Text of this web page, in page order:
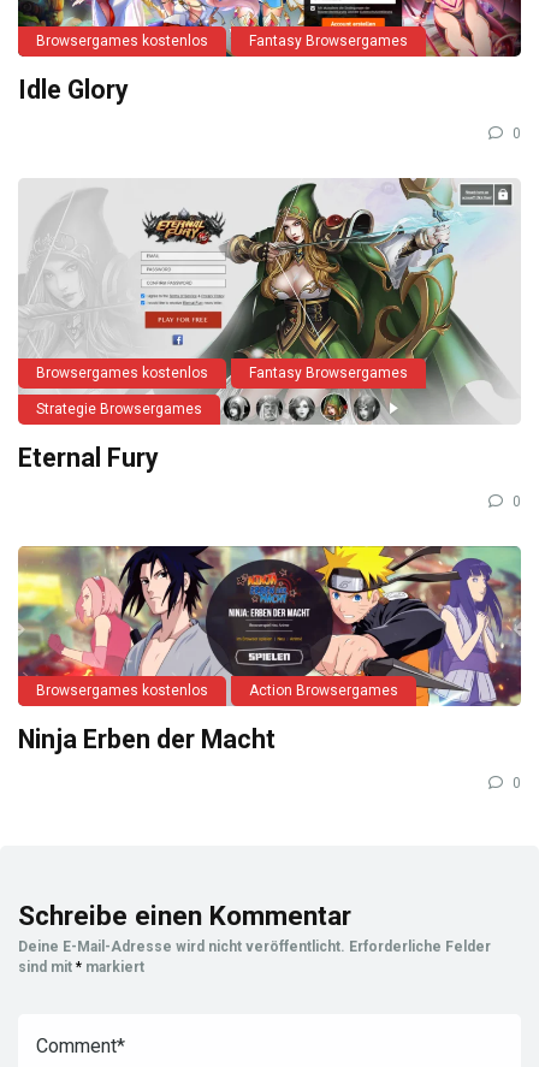
Browsergames kostenlos Fantasy Browsergames
Idle Glory
0
Browsergames kostenlos Fantasy Browsergames
Strategie Browsergames
Eternal Fury
0
Browsergames kostenlos Action Browsergames
Ninja Erben der Macht
0
Schreibe einen Kommentar
Deine E-Mail-Adresse wird nicht veröffentlicht. Erforderliche Felder
sind mit * markiert